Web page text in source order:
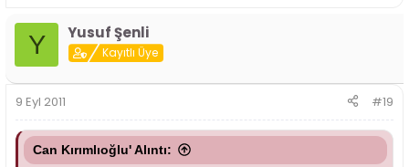
Y Yusuf Şenli
Kayıtlı Üye
9 Eyl 2011 #19
Can Kırımlıoğlu' Alıntı: